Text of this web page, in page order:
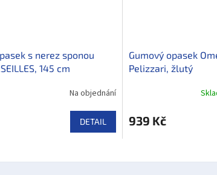
s nerez sponou
145 cm
Na objednání
DETAIL
Gumový opasek
Pelizzari, žlutý
939 Kč